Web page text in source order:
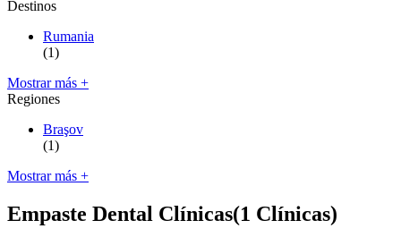
Destinos
Rumania
(1)
Mostrar más +
Regiones
Braşov
(1)
Mostrar más +
Empaste Dental Clínicas(1 Clínicas)